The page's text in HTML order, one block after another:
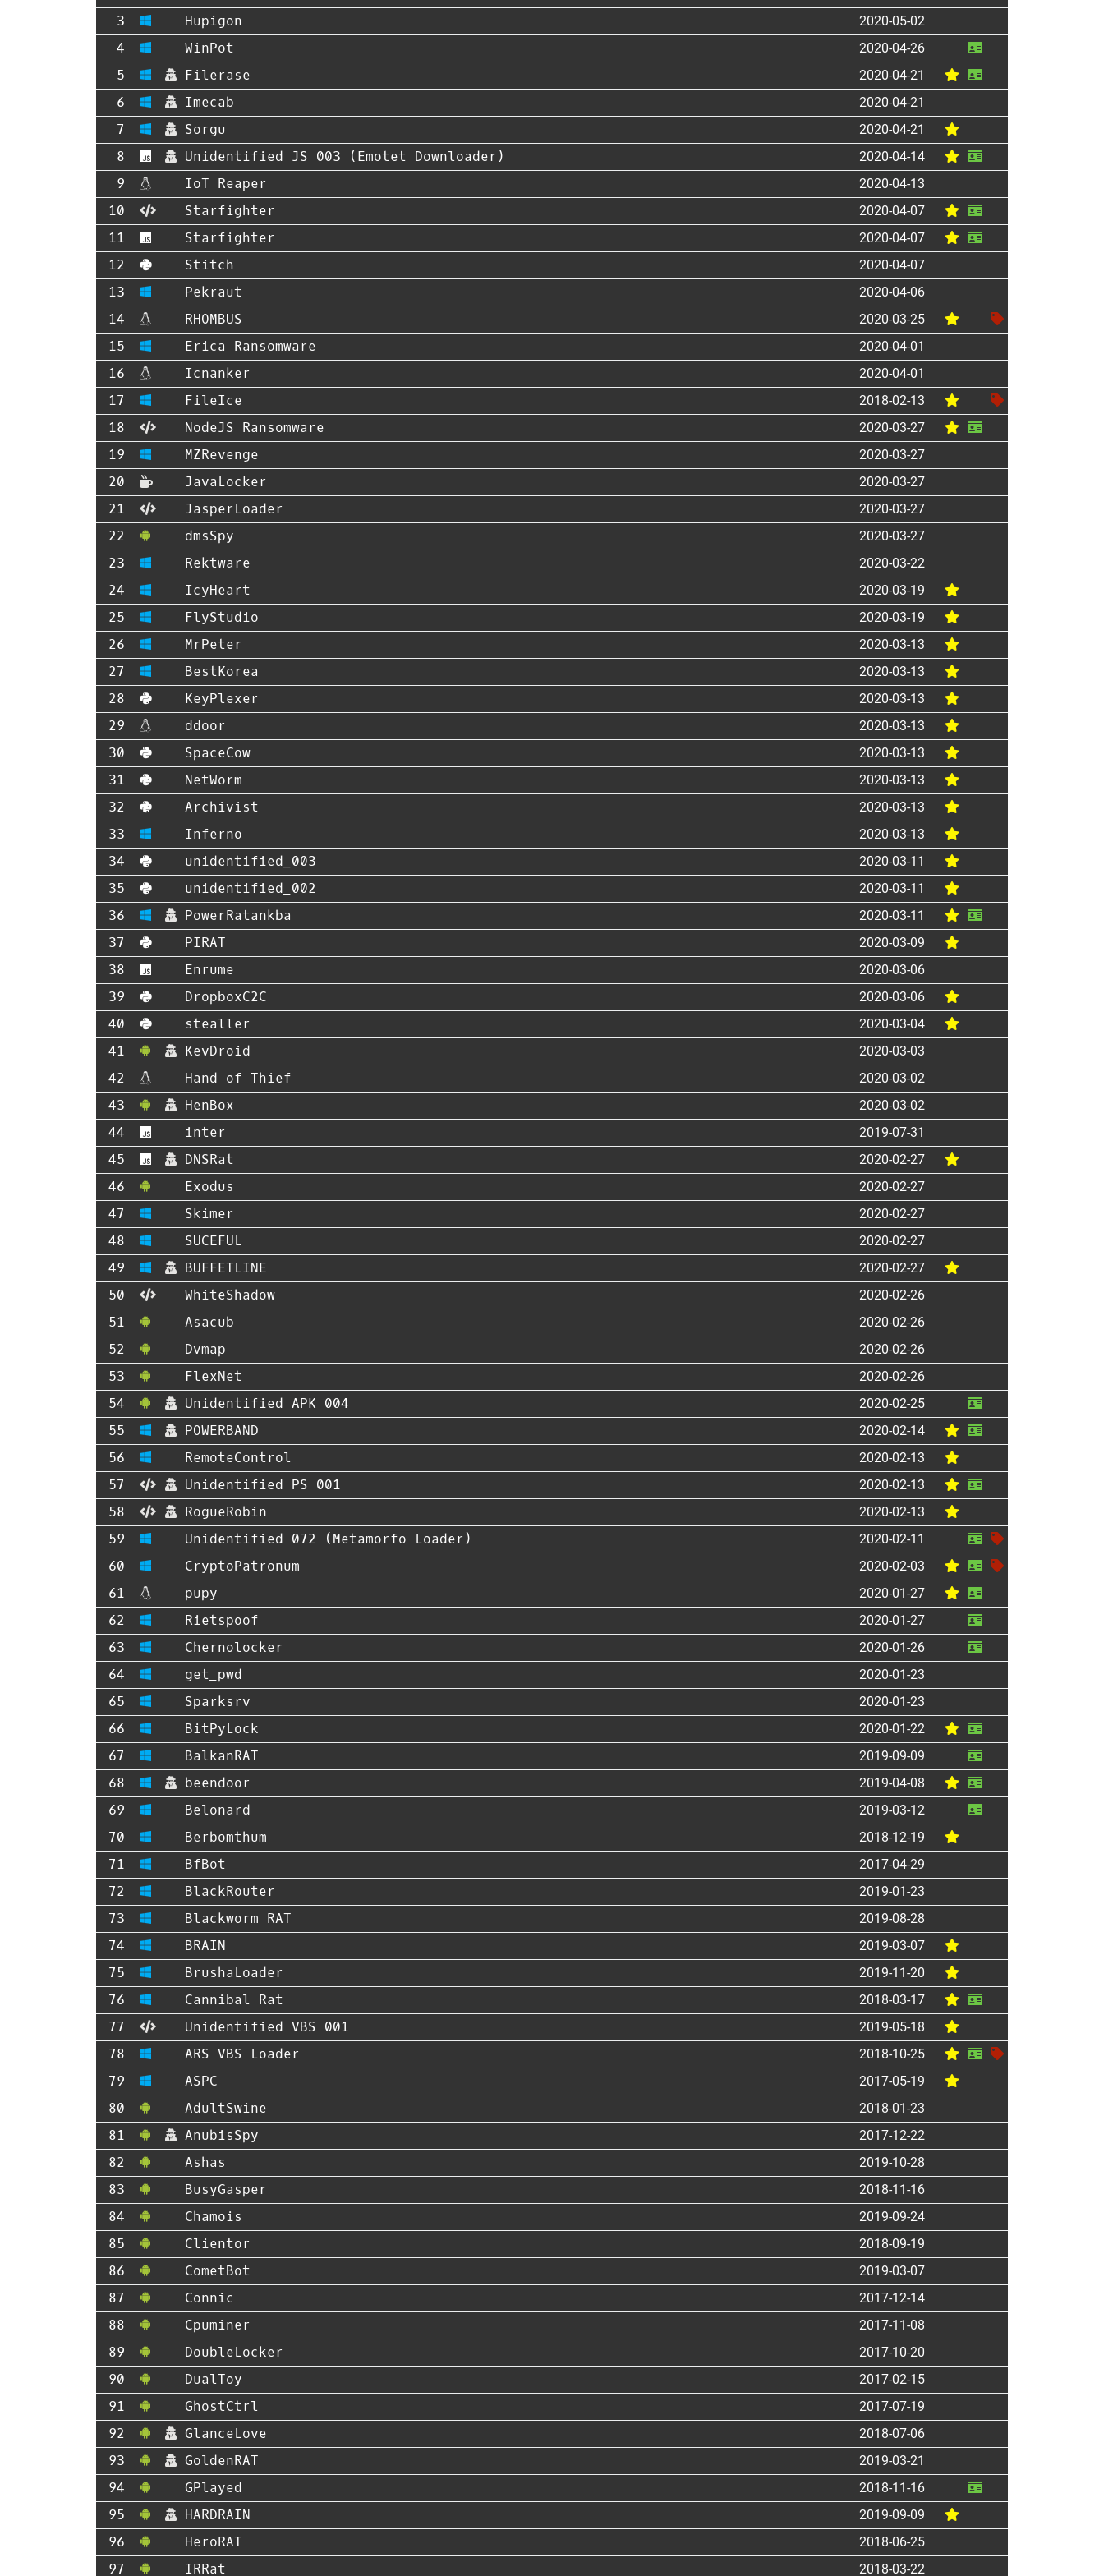
Hupigon 2020-05-02
WinPot 2020-04-26
Filerase 2020-04-21
Imecab 2020-04-21
Sorgu 2020-04-21
Unidentified JS 003 (Emotet Downloader) 2020-04-14
IoT Reaper 2020-04-13
Starfighter 2020-04-07
Starfighter 2020-04-07
Stitch 2020-04-07
Pekraut 2020-04-06
RHOMBUS 2020-03-25
Erica Ransomware 2020-04-01
Icnanker 2020-04-01
FileIce 2018-02-13
NodeJS Ransomware 2020-03-27
MZRevenge 2020-03-27
JavaLocker 2020-03-27
JasperLoader 2020-03-27
dmsSpy 2020-03-27
Rektware 2020-03-22
IcyHeart 2020-03-19
FlyStudio 2020-03-19
MrPeter 2020-03-13
BestKorea 2020-03-13
KeyPlexer 2020-03-13
ddoor 2020-03-13
SpaceCow 2020-03-13
NetWorm 2020-03-13
Archivist 2020-03-13
Inferno 2020-03-13
unidentified_003 2020-03-11
unidentified_002 2020-03-11
PowerRatankba 2020-03-11
PIRAT 2020-03-09
Enrume 2020-03-06
DropboxC2C 2020-03-06
stealler 2020-03-04
KevDroid 2020-03-03
Hand of Thief 2020-03-02
HenBox 2020-03-02
inter 2019-07-31
DNSRat 2020-02-27
Exodus 2020-02-27
Skimer 2020-02-27
SUCEFUL 2020-02-27
BUFFETLINE 2020-02-27
WhiteShadow 2020-02-26
Asacub 2020-02-26
Dvmap 2020-02-26
FlexNet 2020-02-26
Unidentified APK 004 2020-02-25
POWERBAND 2020-02-14
RemoteControl 2020-02-13
Unidentified PS 001 2020-02-13
RogueRobin 2020-02-13
Unidentified 072 (Metamorfo Loader) 2020-02-11
CryptoPatronum 2020-02-03
pupy 2020-01-27
Rietspoof 2020-01-27
Chernolocker 2020-01-26
get_pwd 2020-01-23
Sparksrv 2020-01-23
BitPyLock 2020-01-22
BalkanRAT 2019-09-09
beendoor 2019-04-08
Belonard 2019-03-12
Berbomthum 2018-12-19
BfBot 2017-04-29
BlackRouter 2019-01-23
Blackworm RAT 2019-08-28
BRAIN 2019-03-07
BrushaLoader 2019-11-20
Cannibal Rat 2018-03-17
Unidentified VBS 001 2019-05-18
ARS VBS Loader 2018-10-25
ASPC 2017-05-19
AdultSwine 2018-01-23
AnubisSpy 2017-12-22
Ashas 2019-10-28
BusyGasper 2018-11-16
Chamois 2019-09-24
Clientor 2018-09-19
CometBot 2019-03-07
Connic 2017-12-14
Cpuminer 2017-11-08
DoubleLocker 2017-10-20
DualToy 2017-02-15
GhostCtrl 2017-07-19
GlanceLove 2018-07-06
GoldenRAT 2019-03-21
GPlayed 2018-11-16
HARDRAIN 2019-09-09
HeroRAT 2018-06-25
IRRat 2018-03-22